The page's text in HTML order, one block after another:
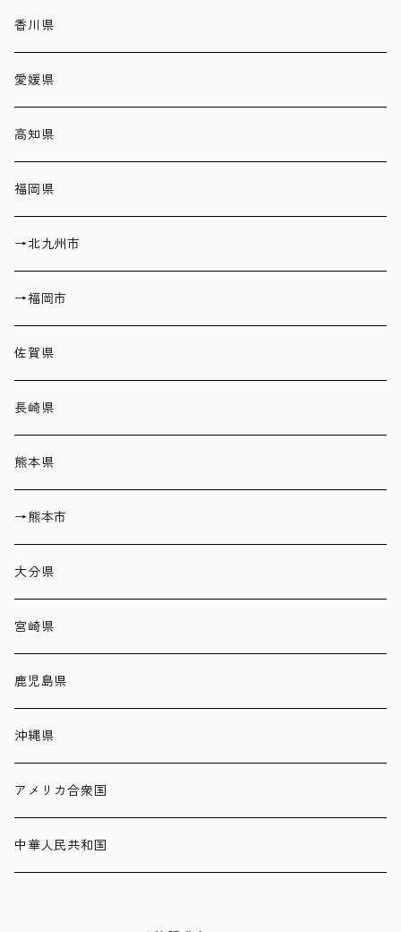
香川県
愛媛県
高知県
福岡県
→北九州市
→福岡市
佐賀県
長崎県
熊本県
→熊本市
大分県
宮崎県
鹿児島県
沖縄県
アメリカ合衆国
中華人民共和国